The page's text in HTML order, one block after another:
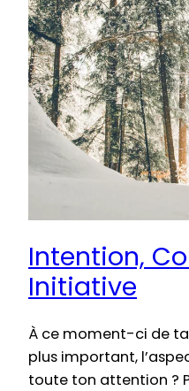
Intention,
Initiative
À ce moment-ci de ta
plus important,
toute ton attention ?